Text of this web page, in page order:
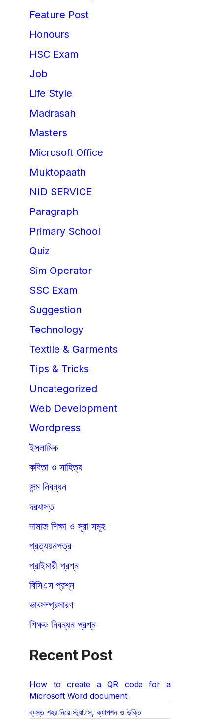
Feature Post
Honours
HSC Exam
Job
Life Style
Madrasah
Masters
Microsoft Office
Muktopaath
NID SERVICE
Paragraph
Primary School
Quiz
Sim Operator
SSC Exam
Suggestion
Technology
Textile & Garments
Tips & Tricks
Uncategorized
Web Development
Wordpress
ইসলামিক
কবিতা ও সাহিত্য
জন্ম নিবন্ধন
দরখাস্ত
নামাজ শিক্ষা ও সূরা সমূহ
প্রত্যয়নপত্র
প্রাইমারী প্রশ্ন
বিসিএস প্রশ্ন
ভাবসম্প্রসারণ
শিক্ষক নিবন্ধন প্রশ্ন
Recent Post
How to create a QR code for a
Microsoft Word document
ব্যস্ত শহর নিয়ে স্ট্যাটাস, ক্যাপশন ও উক্তি